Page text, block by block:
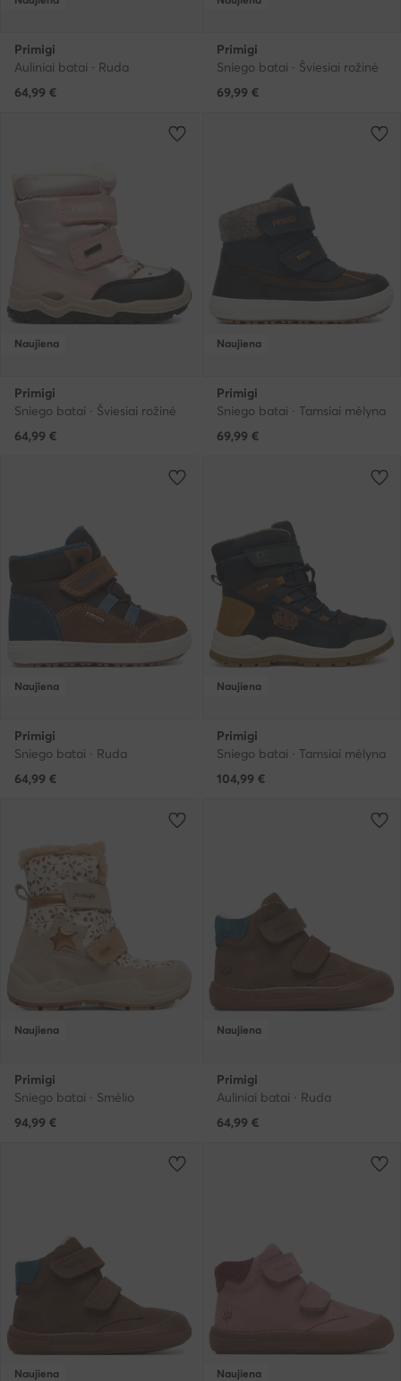
Primigi
Auliniai batai · Ruda
64,99 €
Primigi
Sniego batai · Šviesiai rožinė
69,99 €
Naujiena
Primigi
Sniego batai · Šviesiai rožinė
64,99 €
Naujiena
Primigi
Sniego batai · Tamsiai mėlyna
69,99 €
Naujiena
Primigi
Sniego batai · Ruda
64,99 €
Naujiena
Primigi
Sniego batai · Tamsiai mėlyna
104,99 €
Naujiena
Primigi
Sniego batai · Smėlio
94,99 €
Naujiena
Primigi
Auliniai batai · Ruda
64,99 €
Naujiena Naujiena